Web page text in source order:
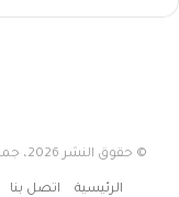
© حقوق النشر 2026، جميع الحقوق محفوظة | تطوير وإدارة
الرئيسية اتصل بنا